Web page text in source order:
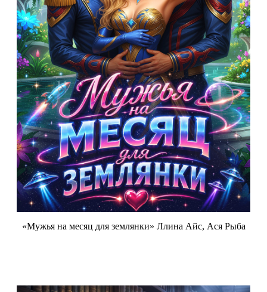
«Мужья на месяц для землянки» Ллина Айс, Ася Рыба